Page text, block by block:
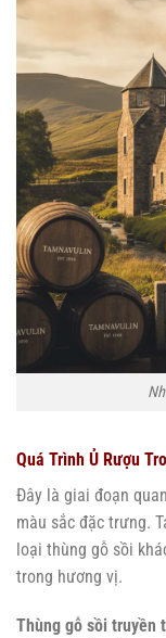
Quá Trình Ủ Rượu
Đây là giai đoạn
màu sắc đặc trưng.
loại thùng gỗ sồi
trong hương vị.
Thùng gỗ sồi truyền